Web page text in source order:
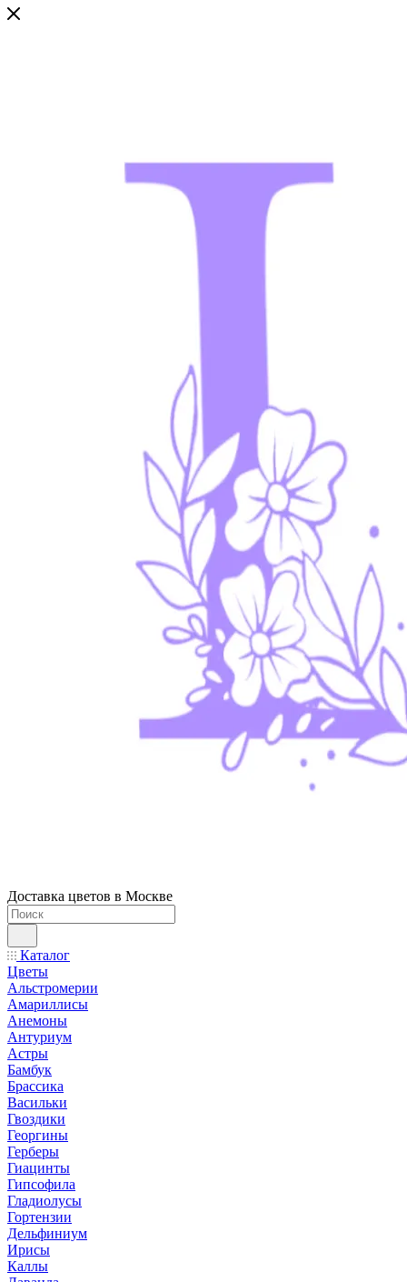
Доставка цветов в Москве
Каталог
Цветы
Альстромерии
Амариллисы
Анемоны
Антуриум
Астры
Бамбук
Брассика
Васильки
Гвоздики
Георгины
Герберы
Гиацинты
Гипсофила
Гладиолусы
Гортензии
Дельфиниум
Ирисы
Каллы